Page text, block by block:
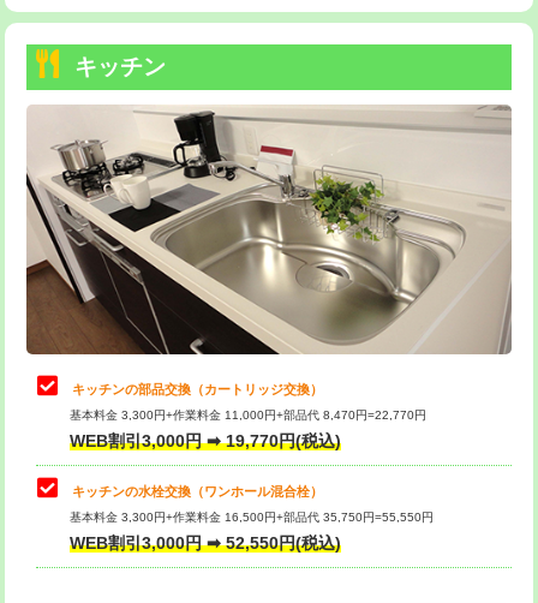
持込商品取付（普通便座⇔温水洗浄便
22,000円
給水管工事※（ホール加工)
給水管工事※（バンド止め) 3,300円
給水管工事※（支持金具設置) 5,500円
給水管工事※（保温材使用（バンド止
め込み）)
5,500円
給水管工事※（土の掘削・埋め戻し作
11,000円
給水管工事※（塩ビ管（VP・HI）使
用/3ｍまで)
給水管工事※（塩ビ管（VP・HI）使
用（追加）/3ｍ超え)
給水管工事※（ライニング鋼管・銅
管・ポリ管・HT管使用/3ｍまで)
44,000円
トーラー機使用/3mまで
追加トーラー機使用/3m超え +3,300円
カメラ調査 33,000円
桝清掃 8,800円
止水・漏水調査・防水処理・清掃・修
理・調整・分解・加工など（軽作業）
11,000円
止水・漏水調査・防水処理・清掃・修
理・調整・分解・加工など（中作業）
22,000円
止水・漏水調査・防水処理・清掃・修
理・調整・分解・加工など（重作業）
33,000円
お風呂タンク脱着
その他部品の脱着
キッチン
キッチンの部品交換（カートリッジ交換）
基本料金 3,300円+作業料金 11,000円+部品代 8,470円=22,770円
WEB割引3,000円 ➡ 19,770円(税込)
キッチンの水栓交換（ワンホール混合栓）
基本料金 3,300円+作業料金 16,500円+部品代 35,750円=55,550円
WEB割引3,000円 ➡ 52,550円(税込)